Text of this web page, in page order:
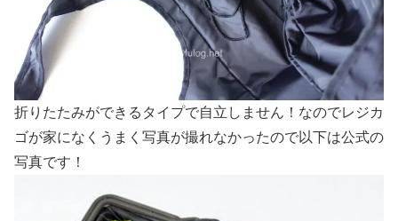
折りたたみができるタイプで自立しません！なのでレジカ
ゴが家になくうまく写真が撮れなかったので以下は公式の
写真です！